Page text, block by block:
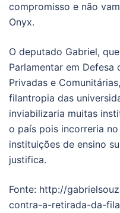
compromisso e não
Onyx.
O deputado Gabriel,
Parlamentar em Defesa
Privadas e
filantropia das
inviabilizaria muitas
o país pois incorreria
instituições de ensino
justifica.
Fonte: http://
contra-a-retirada-da-